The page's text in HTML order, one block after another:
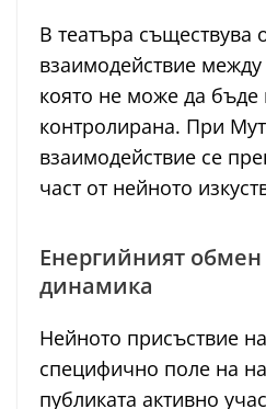
В театъра съществува
взаимодействие
която не може да бъде
контролирана. При
взаимодействие се
част от нейното
Енергийният
динамика
Нейното присъствие
специфично поле на
публиката активно